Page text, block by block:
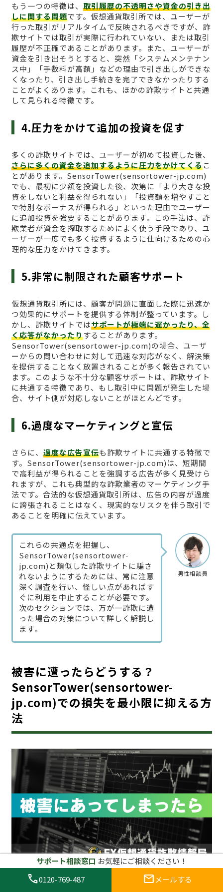
もう一つの特徴は、 取引履歴の不透明さや資金の引き出
しに関する問題です。仮想通貨取引所では、ユーザーが
行った取引がリアルタイムで反映されるべきですが、詐
欺サイトでは取引が実際に行われていない、または取引
履歴が不正確であることがあります。また、ユーザーが
資金を引き出そうとすると、突然「システムメンテナン
ス中」「手数料が高額」などの理由で引き出しができな
くなったり、引き出し手続きを完了できなかったりする
ことがよくあります。これも、ほかの詐欺サイトと共通
して見られる特徴です。
4.圧力をかけて追加の投資を促す
多くの詐欺サイトでは、ユーザーが初めて投資した後、
さらに多くの資金を追加するように圧力をかけてくるこ
とがあります。SensorTower(sensortower-jp.com)
でも、最初に少額を投資した後、次第に「より大きな投
資をしないと利益を得られない」「投資額を増やすこと
で特別なボーナスが得られる」といった理由でユーザー
に追加投資を強要することがあります。この手法は、詐
欺業者が資金を搾取するためによく使う手段であり、ユ
ーザーが一度でも多く投資するように仕向けるための心
理的な圧力をかけてきます。
5.非常に制限された顧客サポート
仮想通貨取引所には、顧客が問題に直面した際に迅速か
つ効果的にサポートを提供する体制が整っています。し
かし、詐欺サイトではサポートが極端に遅かったり、全
く応答がなかったりすることがあります。
SensorTower(sensortower-jp.com)の場合、ユーザ
ーからの問い合わせに対して迅速な対応がなく、解決策
を提供することなく放置されることが多く報告されてい
ます。このような不十分な顧客サポートは、詐欺サイト
に共通する特徴であり、もし取引中に問題が発生した場
合、サイト側が対応しないことがほとんどです。
6.過度なマーケティングと宣伝
さらに、 過度な広告宣伝も詐欺サイトに共通する特徴で
す。SensorTower(sensortower-jp.com)は、短期間
で高利益が得られることを強調する広告が多く見受けら
れますが、これも典型的な詐欺業者のマーケティング手
法です。合法的な仮想通貨取引所は、広告の内容が過度
に誇張されることはなく、現実的なリスクを伴う取引で
あることを明確に伝えています。
男性相談員
これらの共通点を把握し、
SensorTower(sensortower-
jp.com)と類似した詐欺サイトに騙さ
れないようにするためには、常に注意
深く調査を行い、怪しい点があればす
ぐに利用を中止することが必要です。
次のセクションでは、万が一詐欺に遭
った場合の対策について詳しく解説し
ます。
被害に遭ったらどうする？
SensorTower(sensortower-
jp.com)での損失を最小限に抑える方
法
万が一、SensorTower(sensortower-jp.com)のよう
サポート相談窓口 お気軽にご相談ください！
call0120-769-487 mail メールする